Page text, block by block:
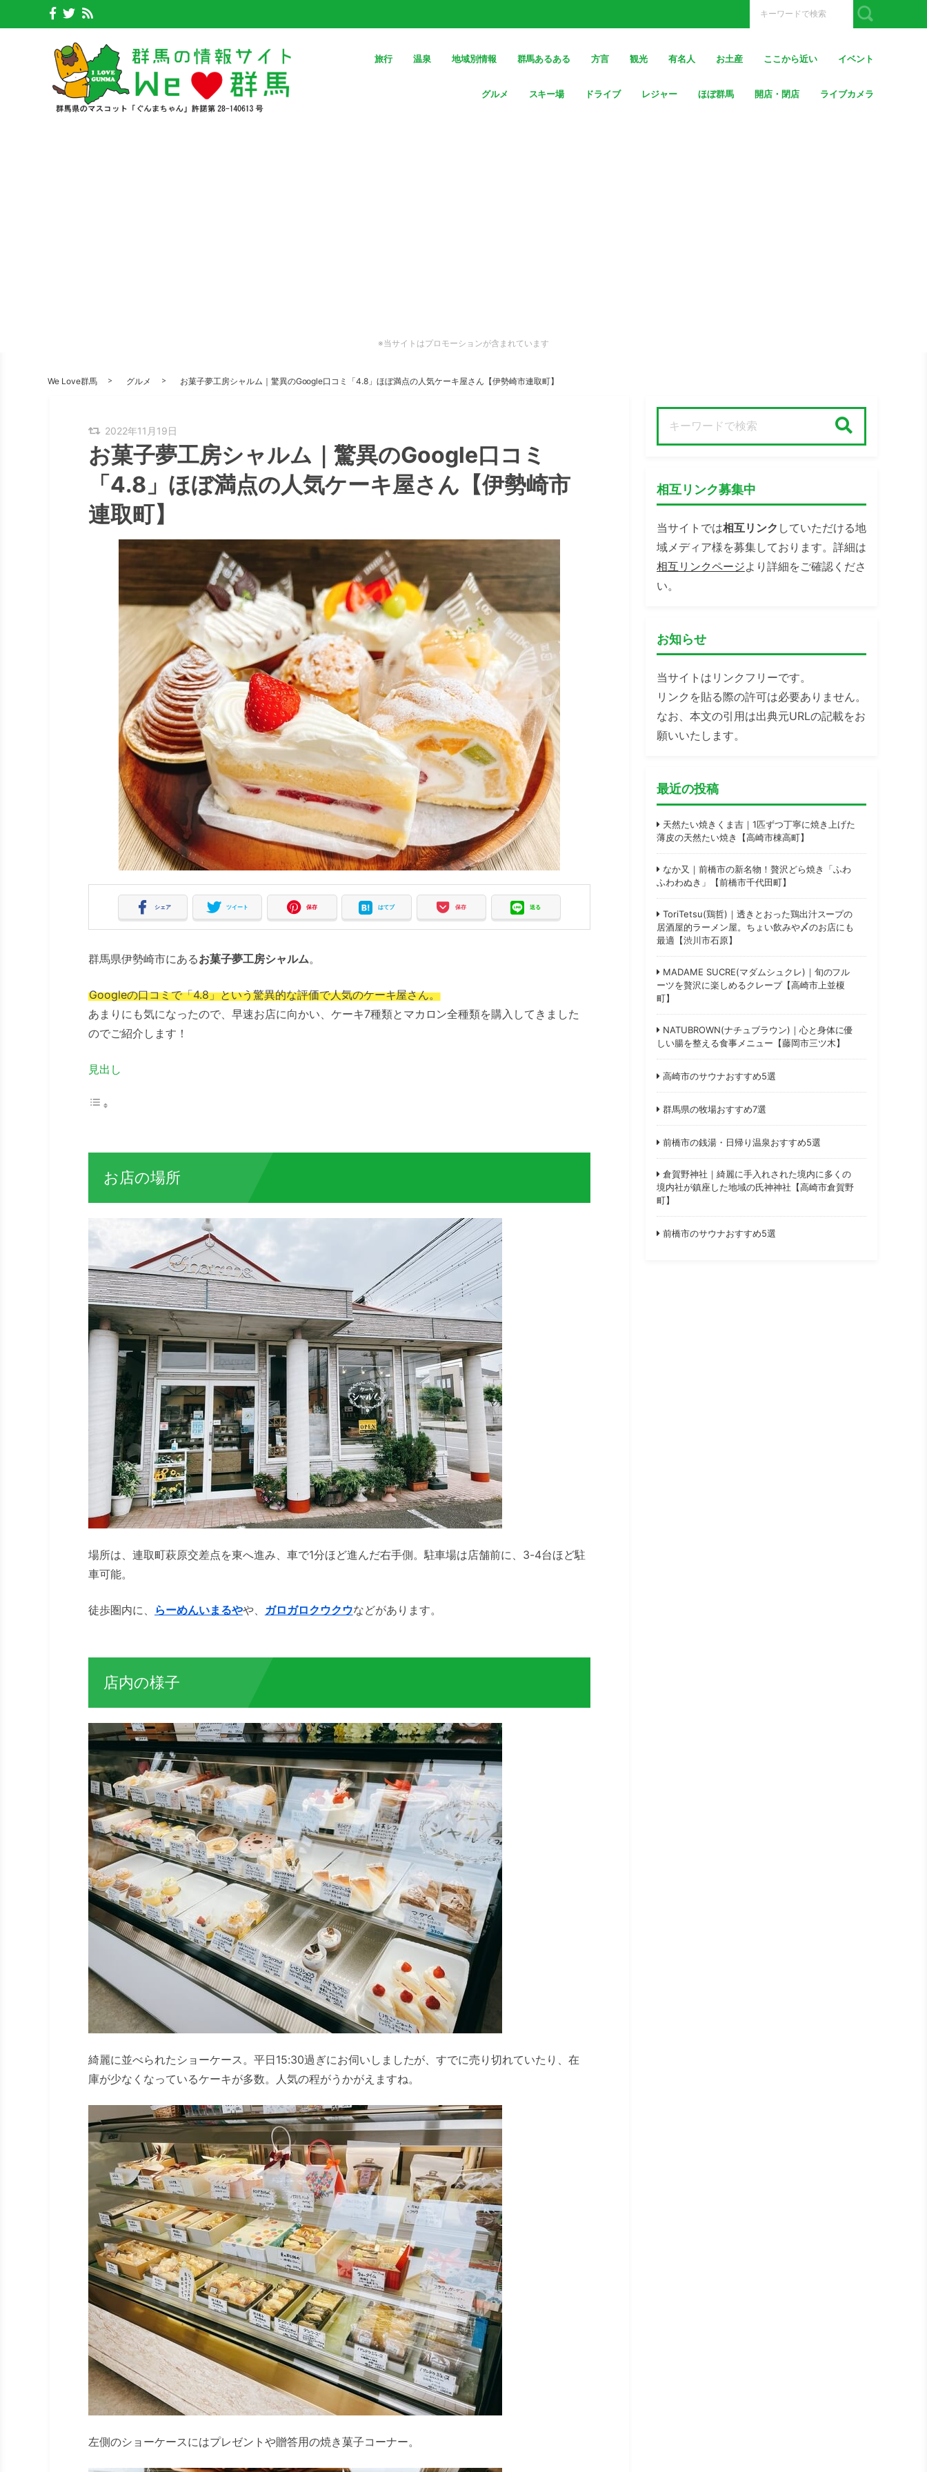
旅行 温泉 地域別情報 群馬あるある 方言 観光 有名人 お土産 ここから近い イベント
グルメ スキー場 ドライブ レジャー ほぼ群馬 開店・閉店 ライブカメラ
※当サイトはプロモーションが含まれています
We Love群馬 グルメ お菓子夢工房シャルム｜驚異のGoogle口コミ「4.8」ほぼ満点の人気ケーキ屋さん【伊勢崎市連取町】
2022年11月19日
お菓子夢工房シャルム｜驚異のGoogle口コミ
「4.8」ほぼ満点の人気ケーキ屋さん【伊勢崎市
連取町】
シェア ツイート 保存 はてブ 保存 送る
群馬県伊勢崎市にあるお菓子夢工房シャルム。
Googleの口コミで「4.8」という驚異的な評価で人気のケーキ屋さん。
あまりにも気になったので、早速お店に向かい、ケーキ7種類とマカロン全種類を購入してきました
のでご紹介します！
見出し
お店の場所
場所は、連取町萩原交差点を東へ進み、車で1分ほど進んだ右手側。駐車場は店舗前に、3-4台ほど駐
車可能。
徒歩圏内に、 らーめんいまるやや、 ガロガロクウクウなどがあります。
店内の様子
綺麗に並べられたショーケース。平日15:30過ぎにお伺いしましたが、すでに売り切れていたり、在
庫が少なくなっているケーキが多数。人気の程がうかがえますね。
左側のショーケースにはプレゼントや贈答用の焼き菓子コーナー。
相互リンク募集中
当サイトでは相互リンク していただける地
域メディア様を募集しております。詳細は
相互リンクページより詳細をご確認くださ
い。
お知らせ
当サイトはリンクフリーです。
リンクを貼る際の許可は必要ありません。
なお、本文の引用は出典元URLの記載をお
願いいたします。
最近の投稿
天然たい焼きくま吉｜1匹ずつ丁寧に焼き上げた
薄皮の天然たい焼き【高崎市棟高町】
なか又｜前橋市の新名物！贅沢どら焼き「ふわ
ふわわぬき」【前橋市千代田町】
ToriTetsu(鶏哲)｜透きとおった鶏出汁スープの
居酒屋的ラーメン屋。ちょい飲みや〆のお店にも
最適【渋川市石原】
MADAME SUCRE(マダムシュクレ)｜旬のフル
ーツを贅沢に楽しめるクレープ【高崎市上並榎
町】
NATUBROWN(ナチュブラウン)｜心と身体に優
しい腸を整える食事メニュー【藤岡市三ツ木】
高崎市のサウナおすすめ5選
群馬県の牧場おすすめ7選
前橋市の銭湯・日帰り温泉おすすめ5選
倉賀野神社｜綺麗に手入れされた境内に多くの
境内社が鎮座した地域の氏神神社【高崎市倉賀野
町】
前橋市のサウナおすすめ5選